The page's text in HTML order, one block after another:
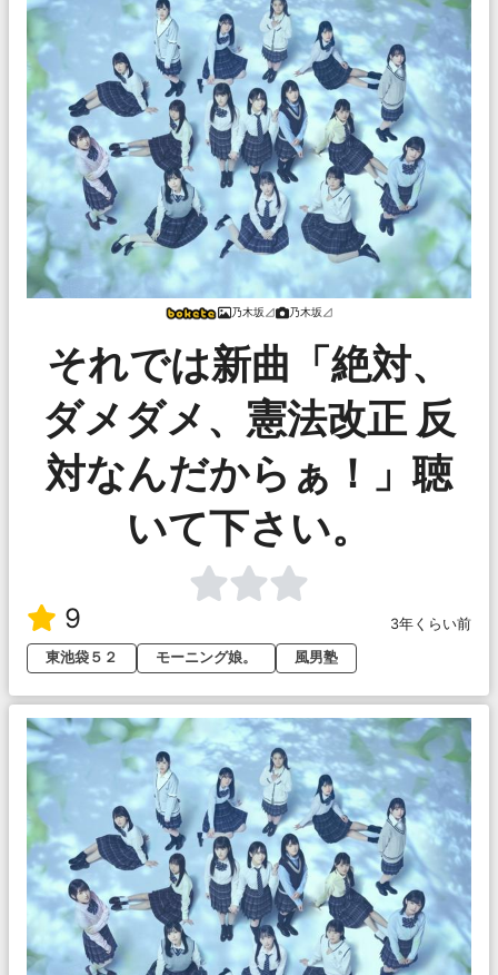
乃木坂⊿ 乃木坂⊿
それでは新曲「絶対、
ダメダメ、憲法改正 反
対なんだからぁ！」聴
いて下さい。
9
3年くらい前
東池袋５２
モーニング娘。 風男塾